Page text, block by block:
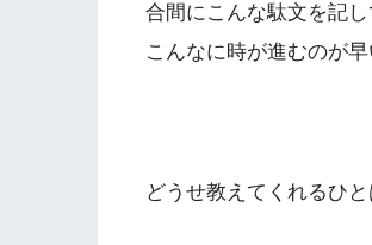
合間にこんな駄文を記
こんなに時が進むのが
どうせ教えてくれるひ